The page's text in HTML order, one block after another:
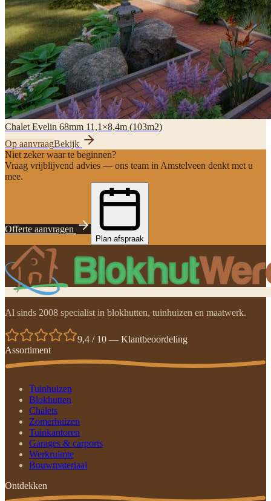
Chalet Evelin 68mm 11,1×8,4m (103m2)
Op aanvraagBekijk
Niet zeker waar te beginnen?
Vraag vrijblijvend advies — ons team in Amstelveen denkt met u
mee.
Offerte aanvragen
Plan afspraak
Al sinds 2008 specialist in blokhutten, tuinhuizen en maatwerk.
9,4 / 10 — Klantbeoordeling
Assortiment
Tuinhuizen
Blokhutten
Chalets
Zomerhuizen
Tuinkantoren
Garages & carports
Werkruimte
Bouwmateriaal
Ontdekken